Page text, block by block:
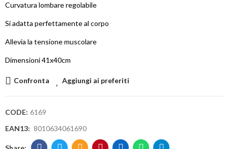
Curvatura lombare regolabile
Si adatta perfettamente al corpo
Allevia la tensione muscolare
Dimensioni 41x40cm
Confronta Aggiungi ai preferiti
CODE: 6169
EAN13: 8010634061690